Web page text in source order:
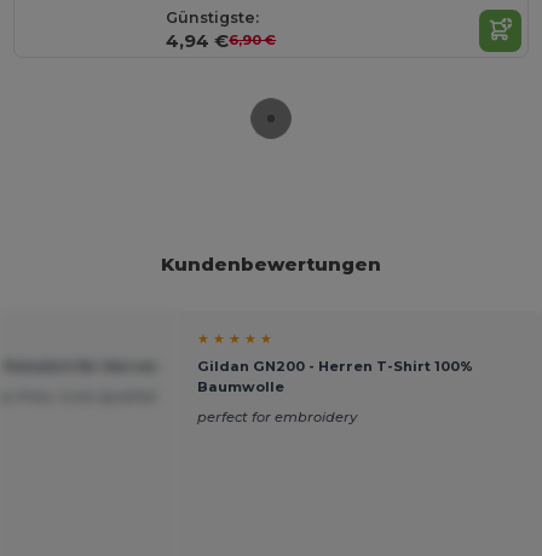
Günstigste:
4,94 €6,90 €
Kundenbewertungen
★ ★ ★ ★ ★
Gildan GN200 - Herren T-Shirt 100%
Baumwolle
perfect for embroidery